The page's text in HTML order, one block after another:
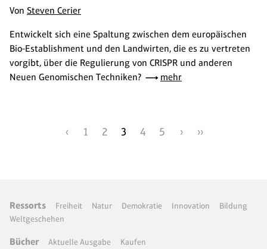
Von Steven Cerier
Entwickelt sich eine Spaltung zwischen dem europäischen
Bio-Establishment und den Landwirten, die es zu vertreten
vorgibt, über die Regulierung von CRISPR und anderen
Neuen Genomischen Techniken?
mehr
‹ 1 2 3 4 5 › ››
Ressorts Freiheit Natur Demokratie Innovation
Bildung
Weltgeschehen
Bücher Aktuelle Ausgabe Kaufen